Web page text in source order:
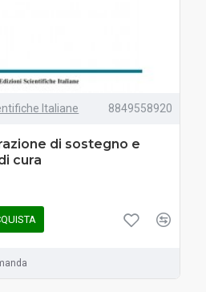
Italiane 8849558920
di sostegno e
cura